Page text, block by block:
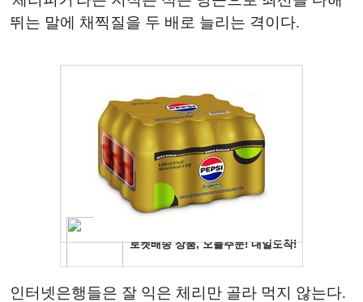
뛰는 말에 채찍질을 두 배로 늘리는 격이다.
인터넷은행들은 잘 익은 체리만 골라 먹지 않는다.